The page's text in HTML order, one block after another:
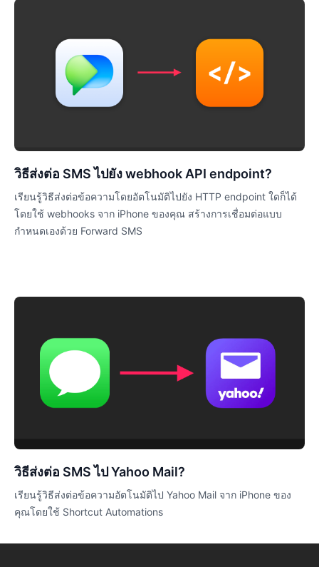
วิธีส่งต่อ SMS ไปยัง webhook API endpoint?
เรียนรู้วิธีส่งต่อข้อความโดยอัตโนมัติไปยัง HTTP endpoint ใดก็ได้
โดยใช้ webhooks จาก iPhone ของคุณ สร้างการเชื่อมต่อแบบ
กำหนดเองด้วย Forward SMS
วิธีส่งต่อ SMS ไป Yahoo Mail?
เรียนรู้วิธีส่งต่อข้อความอัตโนมัติไป Yahoo Mail จาก iPhone ของ
คุณโดยใช้ Shortcut Automations